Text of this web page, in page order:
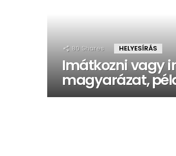
80 Shares HELYESÍRÁS
Imátkozni vagy
magyarázat,